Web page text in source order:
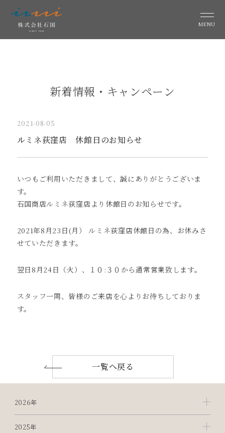
MENU
新着情報・キャンペーン
2021-08-05
ルミネ荻窪店 休館日のお知らせ
いつもご利用いただきまして、誠にありがとうございま
す。
石国商店ルミネ荻窪店より休館日のお知らせです。
2021年8月23日(月） ルミネ荻窪店休館日の為、お休みさ
せていただきます。
翌日8月24日（火）、１０:３０から通常営業致します。
スタッフ一同、皆様のご来店を心よりお待ちしておりま
す。
一覧へ戻る
2026年
2025年